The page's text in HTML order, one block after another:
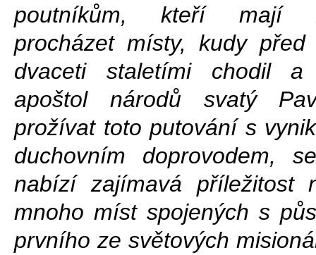
poutníkům, kteří mají
procházet místy, kudy před
dvaceti staletími chodil a
apoštol národů svatý
prožívat toto putování s
duchovním doprovodem,
nabízí zajímavá příležitost
mnoho míst spojených s
prvního ze světových